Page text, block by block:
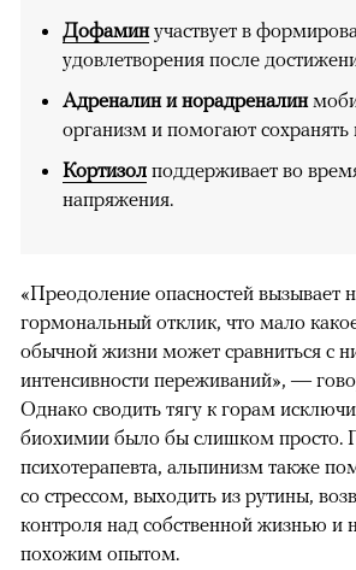
Дофаминучаствует в
удовлетворения после
Адреналин и норадреналин
организм и помогают
Кортизол поддерживает во
напряжения.
«Преодоление опасностей вызывает
гормональный отклик, что мало
обычной жизни может сравниться с
интенсивности переживаний», —
Однако сводить тягу к горам
биохимии было бы слишком просто.
психотерапевта, альпинизм также
со стрессом, выходить из рутины,
контроля над собственной жизнью и
похожим опытом.